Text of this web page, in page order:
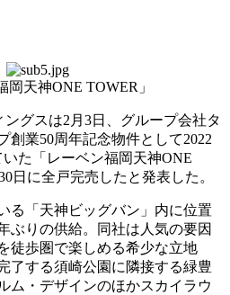
岡天神ONE TOWER」
グスは2月3日、グループ会社タ
創業50周年記念物件として2022
た「レーベン福岡天神ONE
日に全戸完売したと発表した。
る「天神ビッグバン」内に位置
ぶりの供給。同社は人気の要因
徒歩圏で楽しめる希少な立地
了する須崎公園に隣接する緑豊
ム・デザインのほかスカイラウ